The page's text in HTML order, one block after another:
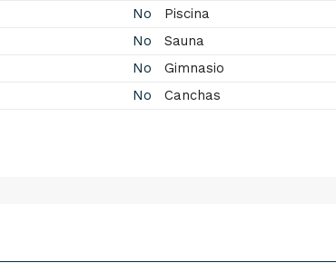
No
No
No
No
Piscina
Sauna
Gimnasio
Canchas